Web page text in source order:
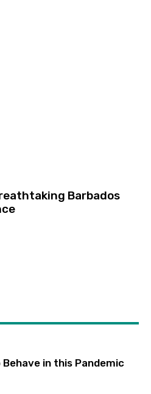
Barbados
in this Pandemic